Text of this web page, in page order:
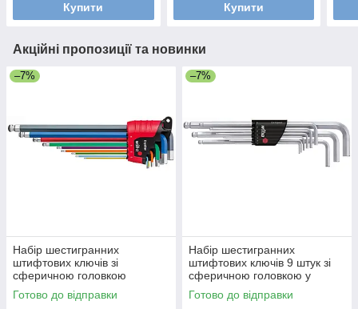
Купити Купити
Акційні пропозиції та новинки
–7%
Набір шестигранних
штифтових ключів зі
сферичною головкою
MagicRing люмінесцентних
ErgoStar Wiha 43850
Готово до відправки
–7%
Набір шестигранних
штифтових ключів 9 штук зі
сферичною головкою у
тримачі Compact Wiha 01418
Готово до відправки